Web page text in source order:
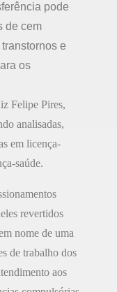
pode
de cem
e
os
Felipe Pires,
analisadas,
em licença-
saúde.
revertidos
nome de uma
de trabalho dos
aos